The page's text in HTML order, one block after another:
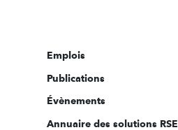
Emplois
Publications
Évènements
Annuaire des solutions RSE